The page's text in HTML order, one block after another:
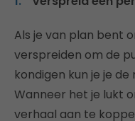
Als je van plan bent
verspreiden om de
kondigen kun je je
Wanneer het je lukt
verhaal aan te